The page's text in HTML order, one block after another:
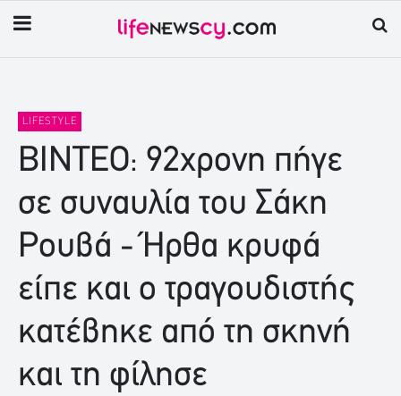
LIFESTYLE
ΒΙΝΤΕΟ: 92χρονη πήγε
σε συναυλία του Σάκη
Ρουβά - Ήρθα κρυφά
είπε και ο τραγουδιστής
κατέβηκε από τη σκηνή
και τη φίλησε